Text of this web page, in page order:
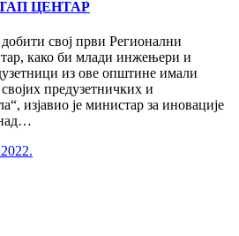
ЦЕНТАР
свој први Регионални
како би млади инжењери и
из ове општине имали
предузетничких и
изјавио је министар за иновације